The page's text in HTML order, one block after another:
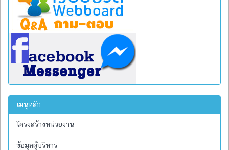
เมนูหลัก
โครงสร้างหน่วยงาน
ข้อมูลผู้บริหาร